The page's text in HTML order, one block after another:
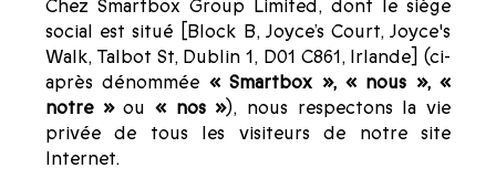
Chez Smartbox Group Limited, dont le siège
social est situé [Block B, Joyce’s Court, Joyce's
Walk, Talbot St, Dublin 1, D01 C861, Irlande] (ci-
après dénommée « Smartbox », « nous », «
notre »ou« nos »), nous respectons la vie
privée de tous les visiteurs de notre site
Internet.